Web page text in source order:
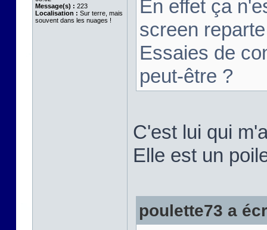
Message(s) : 223
Localisation : Sur terre, mais
souvent dans les nuages !
En effet ça
screen
Essaies de
peut-être ?
C'est lui qui
Elle est un
poulette73 a